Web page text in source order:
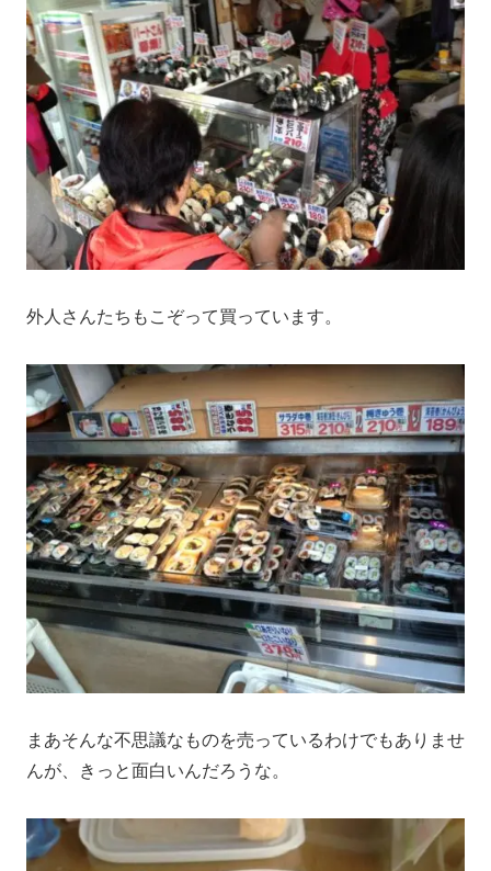
外人さんたちもこぞって買っています。
まあそんな不思議なものを売っているわけでもありませ
んが、きっと面白いんだろうな。